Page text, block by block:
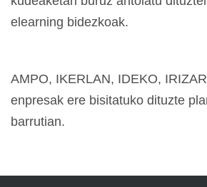
elearning bidezkoak.
AMPO, IKERLAN, IDEKO,
enpresak ere bisitatuko dituzte
barrutian.